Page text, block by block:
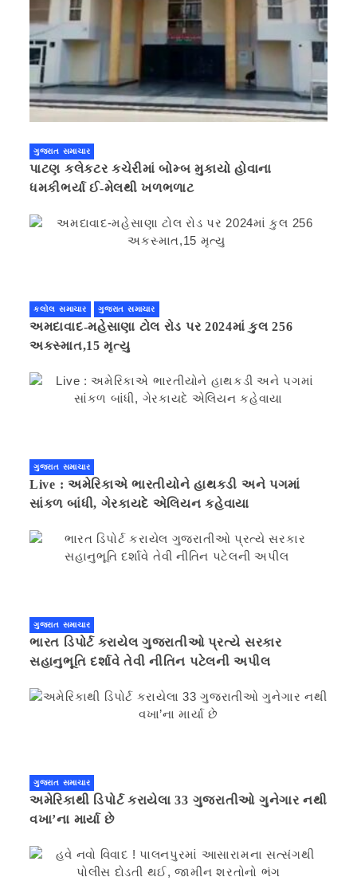
ગુજરાત સમાચાર
પાટણ કલેકટર કચેરીમાં બોમ્બ મુકાયો હોવાના
ધમકીભર્યા ઈ-મેલથી ખળભળાટ
કલોલ સમાચાર ગુજરાત સમાચાર
અમદાવાદ-મહેસાણા ટોલ રોડ પર 2024માં કુલ 256
અકસ્માત,15 મૃત્યુ
ગુજરાત સમાચાર
Live : અમેરિકાએ ભારતીયોને હાથકડી અને પગમાં
સાંકળ બાંધી, ગેરકાયદે એલિયન કહેવાયા
ગુજરાત સમાચાર
ભારત ડિપોર્ટ કરાયેલ ગુજરાતીઓ પ્રત્યે સરકાર
સહાનુભૂતિ દર્શાવે તેવી નીતિન પટેલની અપીલ
ગુજરાત સમાચાર
અમેરિકાથી ડિપોર્ટ કરાયેલા 33 ગુજરાતીઓ ગુનેગાર નથી
વખા’ના માર્યા છે